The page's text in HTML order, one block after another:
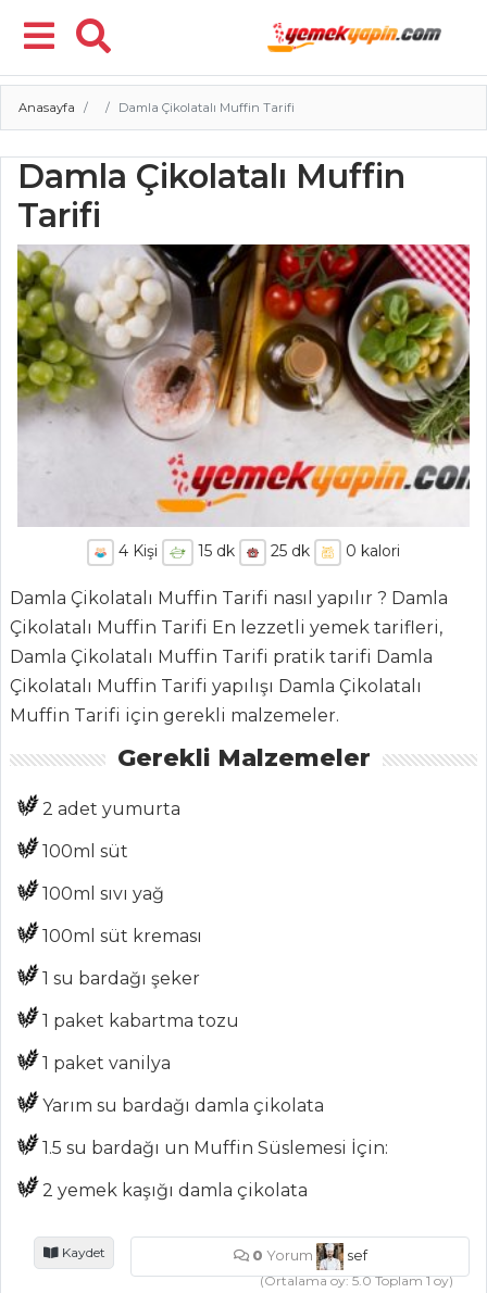
Menü
ANASAYFA
BLOG
Medya
Aktüel
Chefs
Haber
ŞEFİN TARİFLERİ
Tüm
Kategoriler
MASTERCHEF
Krokanlı gold
çikolata pasta nasıl
yapılır?
En lezzetli biber
Aranjman tatlısı
Anasayfa Damla Çikolatalı Muffin Tarifi
Damla Çikolatalı Muffin
Tarifi
4Kişi 15 dk 25 dk 0 kalori
Damla Çikolatalı Muffin Tarifi nasıl yapılır ? Damla
Çikolatalı Muffin Tarifi En lezzetli yemek tarifleri,
Damla Çikolatalı Muffin Tarifi pratik tarifi Damla
Çikolatalı Muffin Tarifi yapılışı Damla Çikolatalı
Muffin Tarifi için gerekli malzemeler.
Gerekli Malzemeler
2 adet yumurta
100ml süt
100ml sıvı yağ
100ml süt kreması
1 su bardağı şeker
1 paket kabartma tozu
1 paket vanilya
Yarım su bardağı damla çikolata
1.5 su bardağı un Muffin Süslemesi İçin:
2 yemek kaşığı damla çikolata
Kaydet 0 Yorum
sef
(Ortalama oy:5.0Toplam1oy)